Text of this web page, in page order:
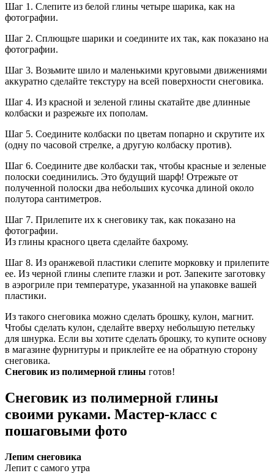
Шаг 1. Слепите из белой глины четыре шарика, как на
фотографии.
Шаг 2. Сплющьте шарики и соедините их так, как показано на
фотографии.
Шаг 3. Возьмите шило и маленькими круговыми движениями
аккуратно сделайте текстуру на всей поверхности снеговика.
Шаг 4. Из красной и зеленой глины скатайте две длинные
колбаски и разрежьте их пополам.
Шаг 5. Соедините колбаски по цветам попарно и скрутите их
(одну по часовой стрелке, а другую колбаску против).
Шаг 6. Соедините две колбаски так, чтобы красные и зеленые
полоски соединились. Это будущий шарф! Отрежьте от
полученной полоски два небольших кусочка длиной около
полутора сантиметров.
Шаг 7. Прилепите их к снеговику так, как показано на
фотографии.
Из глины красного цвета сделайте бахрому.
Шаг 8. Из оранжевой пластики слепите морковку и прилепите
ее. Из черной глины слепите глазки и рот. Запеките заготовку
в аэрогриле при температуре, указанной на упаковке вашей
пластики.
Из такого снеговика можно сделать брошку, кулон, магнит.
Чтобы сделать кулон, сделайте вверху небольшую петельку
для шнурка. Если вы хотите сделать брошку, то купите основу
в магазине фурнитуры и приклейте ее на обратную сторону
снеговика.
Снеговик из полимерной глины готов!
Снеговик из полимерной глины
своими руками. Мастер-класс с
пошаговыми фото
Лепим снеговика
Лепит с самого утра